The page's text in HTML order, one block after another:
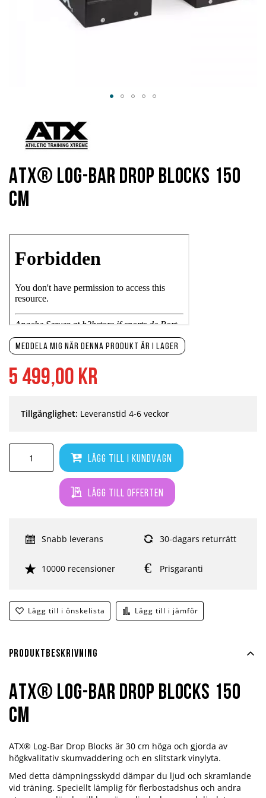
5 499,00 kr
Meddela mig när denna produkt är i lager
Lägg till i kundvagn
Lägg till offerten
Lägg till i önskelista Lägg till i jämför
Tillgänglighet: Leveranstid 4-6 veckor
Snabb leverans 30-dagars returrätt
10000 recensioner Prisgaranti
ATX® Log-Bar Drop Blocks 150
cm
början
bildgalleriet
Produktbeskrivning
ATX® Log-Bar Drop Blocks 150
cm
ATX® Log-Bar Drop Blocks är 30 cm höga och gjorda av
högkvalitativ skumvaddering och en slitstark vinylyta.
Med detta dämpningsskydd dämpar du ljud och skramlande
vid träning. Speciellt lämplig för flerbostadshus och andra